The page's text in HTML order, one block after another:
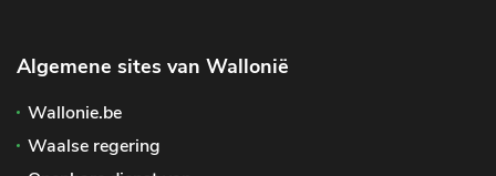
Algemene sites van Wallonië
Wallonie.be
Waalse regering